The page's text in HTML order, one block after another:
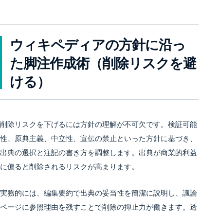
ウィキペディアの方針に沿っ
た脚注作成術（削除リスクを避
ける）
削除リスクを下げるには方針の理解が不可欠です。検証可能
性、原典主義、中立性、宣伝の禁止といった方針に基づき、
出典の選択と注記の書き方を調整します。出典が商業的利益
に偏ると削除されるリスクが高まります。
実務的には、編集要約で出典の妥当性を簡潔に説明し、議論
ページに参照理由を残すことで削除の抑止力が働きます。透